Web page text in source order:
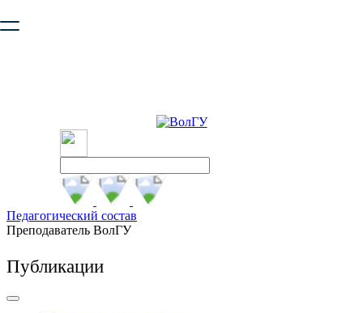
безопасную работу с сайтом. Пожалуйста
Педагогический состав
Преподаватель ВолГУ
Публикации